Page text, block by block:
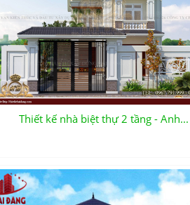
Thiết kế nhà biệt thự 2 tầng - Anh...